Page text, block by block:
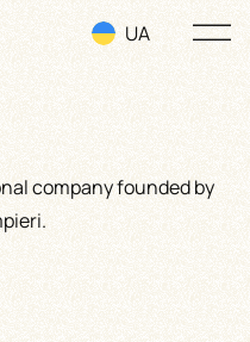
RU
EN
UA
company founded by